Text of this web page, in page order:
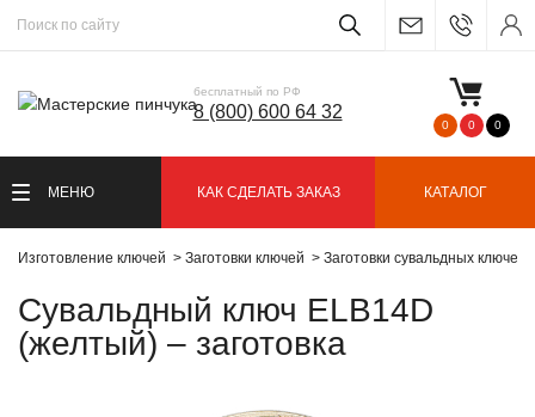
бесплатный по РФ
8 (800) 600 64 32
0 0 0
МЕНЮ КАК СДЕЛАТЬ ЗАКАЗ КАТАЛОГ
Изготовление ключей Заготовки ключей Заготовки сувальдных ключей
Сувальдный ключ ELB14D
(желтый) – заготовка